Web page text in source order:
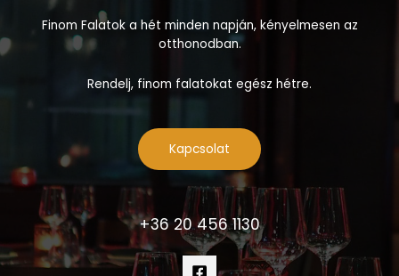
Finom Falatok a hét minden napján, kényelmesen az
otthonodban.
Rendelj, finom falatokat egész hétre.
Kapcsolat
+36 20 456 1130